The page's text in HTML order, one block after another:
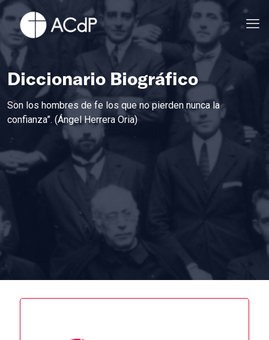
Diccionario Biográfico
Son los hombres de fe los que no pierden nunca la
confianza”. (Ángel Herrera Oria)